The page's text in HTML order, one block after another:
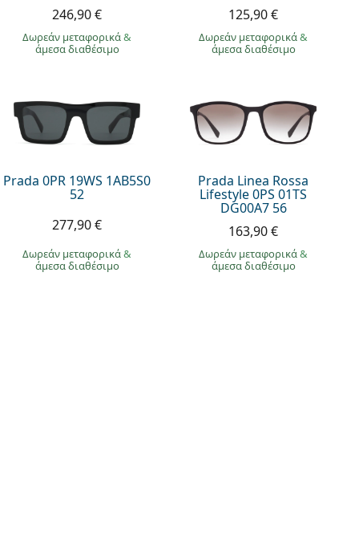
246,90 €
Δωρεάν μεταφορικά&
άμεσα διαθέσιμο
125,90 €
Δωρεάν μεταφορικά&
άμεσα διαθέσιμο
Prada 0PR 19WS 1AB5S0
52
277,90 €
Δωρεάν μεταφορικά&
άμεσα διαθέσιμο
Prada Linea Rossa
Lifestyle 0PS 01TS
DG00A7 56
163,90 €
Δωρεάν μεταφορικά&
άμεσα διαθέσιμο